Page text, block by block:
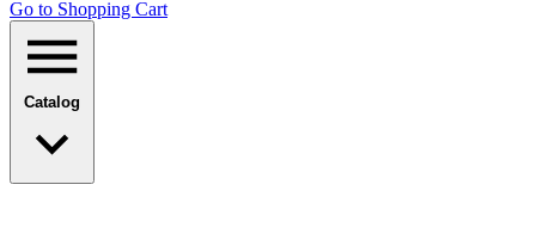
Go to Shopping Сart
Catalog